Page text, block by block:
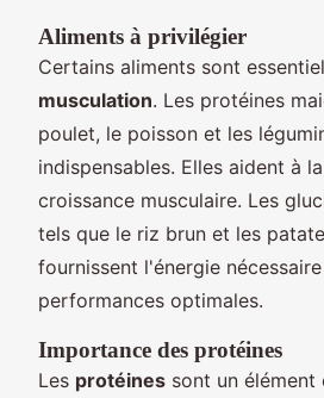
Aliments à privilégier
Certains aliments sont
musculation. Les protéines
poulet, le poisson et les
indispensables. Elles aident à
croissance musculaire. Les
tels que le riz brun et les
fournissent l'énergie
performances optimales.
Importance des protéines
Les protéines sont un élément